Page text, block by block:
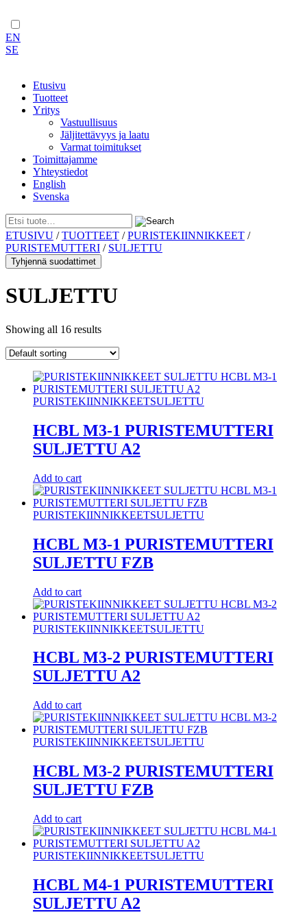
EN
SE
Etusivu
Tuotteet
Yritys
Vastuullisuus
Jäljitettävyys ja laatu
Varmat toimitukset
Toimittajamme
Yhteystiedot
English
Svenska
Skip
to
content
ETUSIVU /TUOTTEET /PURISTEKIINNIKKEET /
PURISTEMUTTERI / SULJETTU
Tyhjennä suodattimet
SULJETTU
Showing all 16 results
PURISTEKIINNIKKEETSULJETTU
HCBL M3-1 PURISTEMUTTERI
SULJETTU A2
Add to cart
PURISTEKIINNIKKEETSULJETTU
HCBL M3-1 PURISTEMUTTERI
SULJETTU FZB
Add to cart
PURISTEKIINNIKKEETSULJETTU
HCBL M3-2 PURISTEMUTTERI
SULJETTU A2
Add to cart
PURISTEKIINNIKKEETSULJETTU
HCBL M3-2 PURISTEMUTTERI
SULJETTU FZB
Add to cart
PURISTEKIINNIKKEETSULJETTU
HCBL M4-1 PURISTEMUTTERI
SULJETTU A2